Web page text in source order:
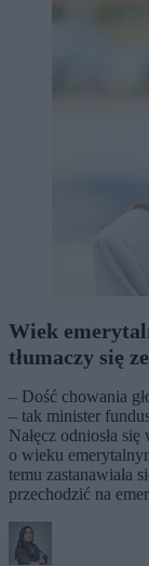
Wiek
tłumaczy się
– Dość chowania
– tak minister
Nałęcz odniosła
o wieku
temu zastanawiała
przechodzić na